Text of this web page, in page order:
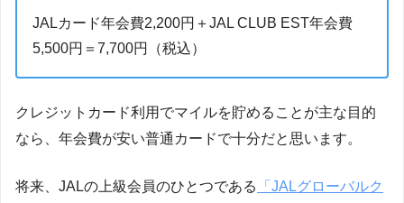
JALカード年会費2,200円＋JAL CLUB EST年会費
5,500円＝7,700円（税込）
クレジットカード利用でマイルを貯めることが主な目的
なら、年会費が安い普通カードで十分だと思います。
将来、JALの上級会員のひとつである
「JALグローバルク